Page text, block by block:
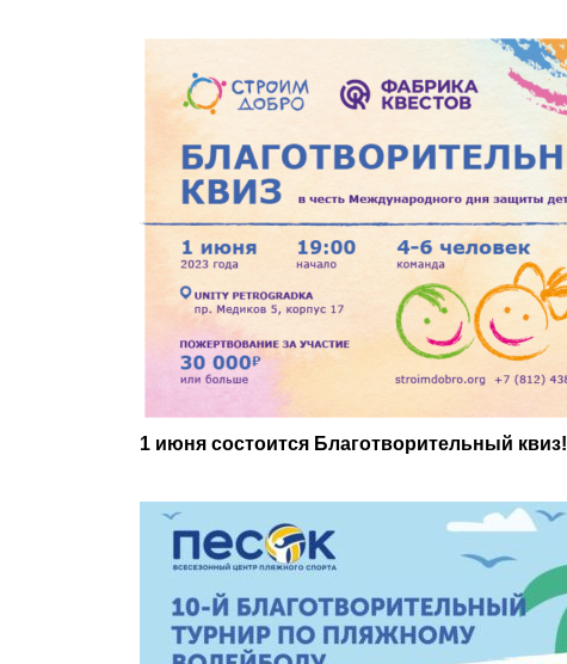
1 июня состоится Благотворительный квиз!